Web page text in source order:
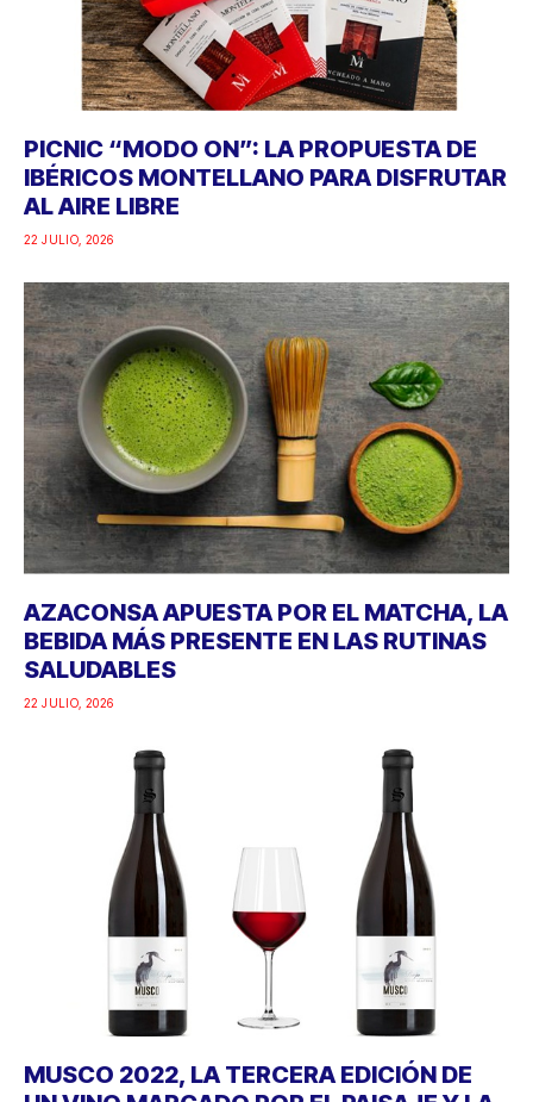
PICNIC “MODO ON”: LA PROPUESTA DE
IBÉRICOS MONTELLANO PARA DISFRUTAR
AL AIRE LIBRE
22 JULIO, 2026
AZACONSA APUESTA POR EL MATCHA, LA
BEBIDA MÁS PRESENTE EN LAS RUTINAS
SALUDABLES
22 JULIO, 2026
MUSCO 2022, LA TERCERA EDICIÓN DE